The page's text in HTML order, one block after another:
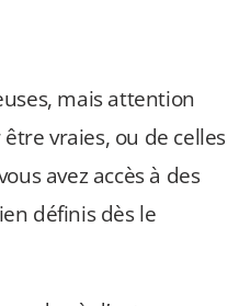
mais attention
vraies, ou de celles
avez accès à des
définis dès le